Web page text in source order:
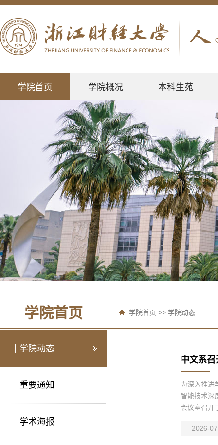
学院首页 学院概况 本科生苑
学院首页 学院首页 >> 学院动态
学院动态
重要通知
学术海报
中文系
为深入推进
智能技术深
会议室召开
2026-